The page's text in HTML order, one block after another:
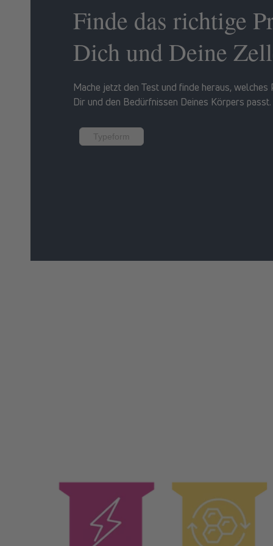
Finde das richtige
Dich und Deine
Mache jetzt den Test und finde heraus,
Dir und den Bedürfnissen Deines Körpers passt.
Typeform